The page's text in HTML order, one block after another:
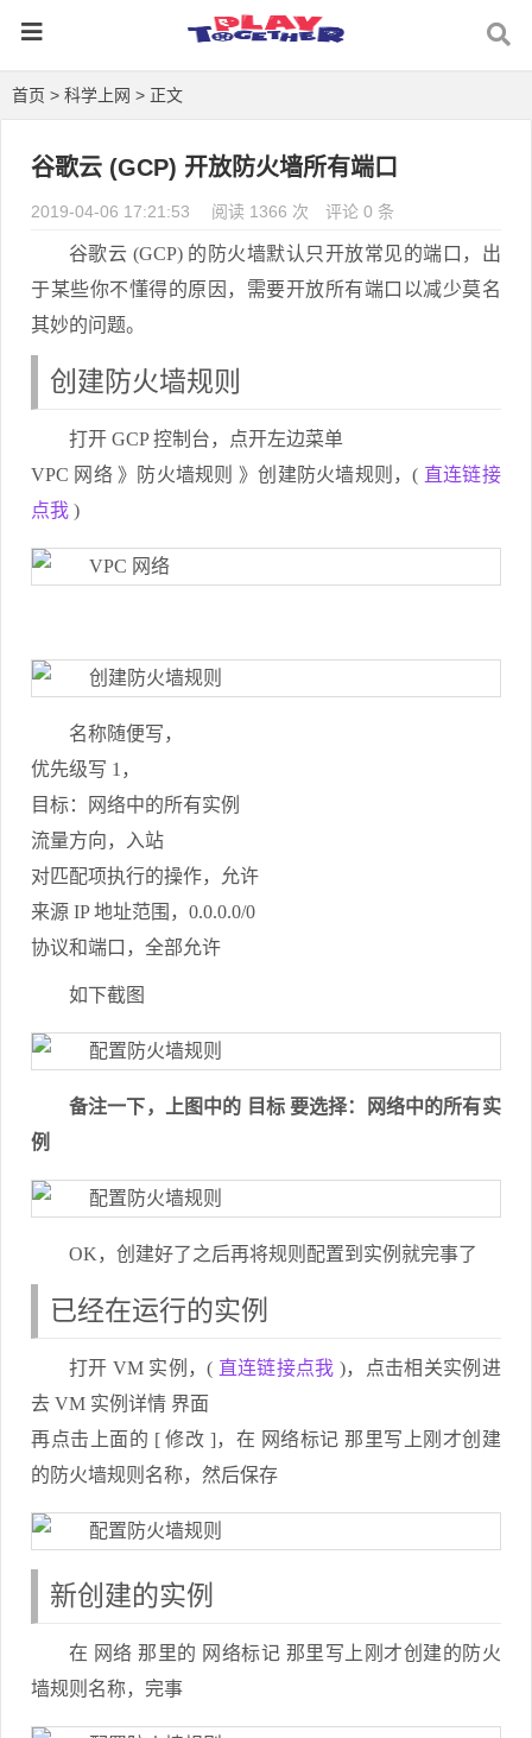
首页 > 科学上网 > 正文
谷歌云 (GCP) 开放防火墙所有端口
2019-04-06 17:21:53 阅读 1366 次 评论 0 条
谷歌云 (GCP) 的防火墙默认只开放常见的端口，出
于某些你不懂得的原因，需要开放所有端口以减少莫名
其妙的问题。
创建防火墙规则
打开 GCP 控制台，点开左边菜单
VPC 网络 》防火墙规则 》创建防火墙规则，( 直连链接
点我 )
名称随便写，
优先级写 1，
目标：网络中的所有实例
流量方向，入站
对匹配项执行的操作，允许
来源 IP 地址范围，0.0.0.0/0
协议和端口，全部允许
如下截图
备注一下，上图中的 目标 要选择：网络中的所有实
例
OK，创建好了之后再将规则配置到实例就完事了
已经在运行的实例
打开 VM 实例，( 直连链接点我 )，点击相关实例进
去 VM 实例详情 界面
再点击上面的 [ 修改 ]，在 网络标记 那里写上刚才创建
的防火墙规则名称，然后保存
新创建的实例
在 网络 那里的 网络标记 那里写上刚才创建的防火
墙规则名称，完事